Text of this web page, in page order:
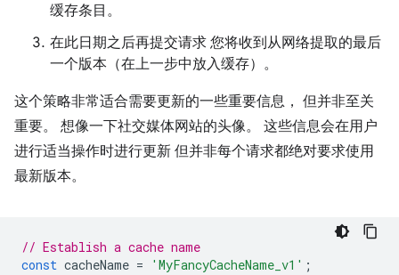
缓存条目。
在此日期之后再提交请求 您将收到从网络提取的最后
一个版本（在上一步中放入缓存）。
这个策略非常适合需要更新的一些重要信息， 但并非至关
重要。 想像一下社交媒体网站的头像。 这些信息会在用户
进行适当操作时进行更新 但并非每个请求都绝对要求使用
最新版本。
// Establish a cache name
const cacheName = 'MyFancyCacheName_v1' ;